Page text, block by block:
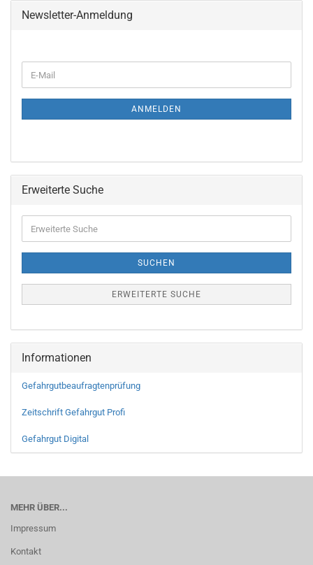
Newsletter-Anmeldung
ANMELDEN
Erweiterte Suche
SUCHEN
ERWEITERTE SUCHE
Informationen
Gefahrgutbeaufragtenprüfung
Zeitschrift Gefahrgut Profi
Gefahrgut Digital
MEHR ÜBER...
Impressum
Kontakt